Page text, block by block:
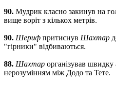
90. Мудрик класно закинув на
вище воріт з кількох метрів.
90. Шериф притиснув Шахтар
"гірники" відбиваються.
88. Шахтар організував швидку
нерозумінням між Додо та Тете.